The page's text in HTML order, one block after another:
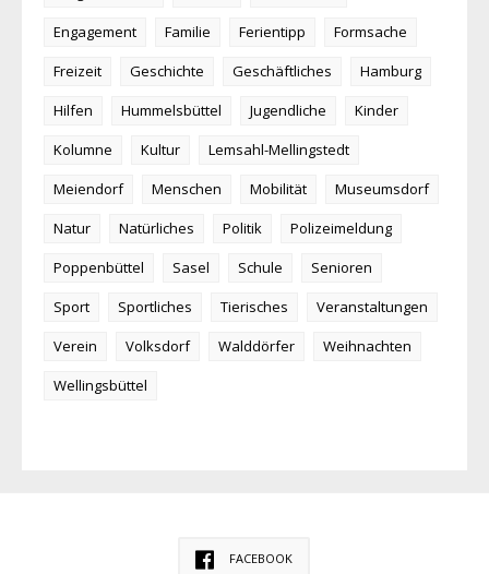
Engagement
Familie Ferientipp
Formsache
Freizeit
Geschichte Geschäftliches
Hamburg
Hilfen
Hummelsbüttel Jugendliche
Kinder
Kolumne
Kultur
Lemsahl-Mellingstedt
Meiendorf
Menschen Mobilität
Museumsdorf
Natur
Natürliches Politik
Polizeimeldung
Poppenbüttel
Sasel Schule
Senioren
Sport
Sportliches Tierisches
Veranstaltungen
Verein
Volksdorf Walddörfer
Weihnachten
Wellingsbüttel
FACEBOOK